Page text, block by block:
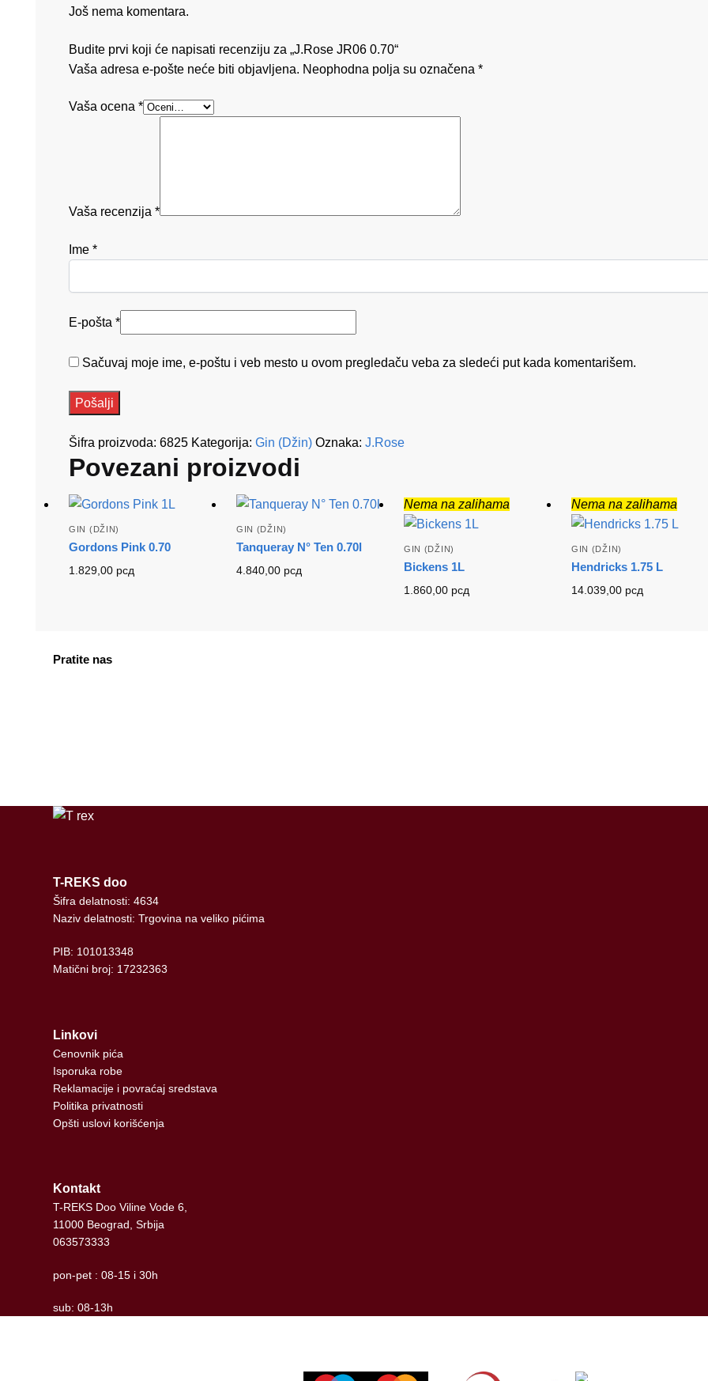
Još nema komentara.
Budite prvi koji će napisati recenziju za „J.Rose JR06 0.70“
Vaša adresa e-pošte neće biti objavljena. Neophodna polja su označena *
Vaša ocena *
Vaša recenzija *
Ime *
E-pošta *
Sačuvaj moje ime, e-poštu i veb mesto u ovom pregledaču veba za sledeći put kada komentarišem.
Šifra proizvoda: 6825 Kategorija: Gin (Džin) Oznaka: J.Rose
Povezani proizvodi
GIN (DŽIN)
Gordons Pink 0.70
1.829,00 рсд
GIN (DŽIN)
Tanqueray N° Ten 0.70l
4.840,00 рсд
Nema na zalihama
GIN (DŽIN)
Bickens 1L
1.860,00 рсд
Nema na zalihama
GIN (DŽIN)
Hendricks 1.75 L
14.039,00 рсд
Pratite nas
T-REKS doo
Šifra delatnosti: 4634
Naziv delatnosti: Trgovina na veliko pićima
PIB: 101013348
Matični broj: 17232363
Linkovi
Cenovnik pića
Isporuka robe
Reklamacije i povraćaj sredstava
Politika privatnosti
Opšti uslovi korišćenja
Kontakt
T-REKS Doo Viline Vode 6,
11000 Beograd, Srbija
063573333
pon-pet : 08-15 i 30h
sub: 08-13h